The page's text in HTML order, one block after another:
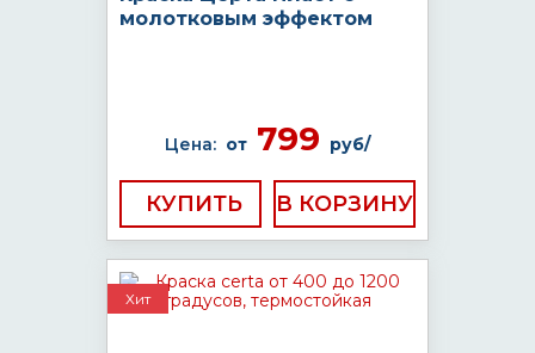
молотковым эффектом
Цена: от 799 руб/
КУПИТЬ
Хит